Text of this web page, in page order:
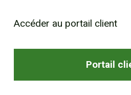
Accéder au portail client
Portail